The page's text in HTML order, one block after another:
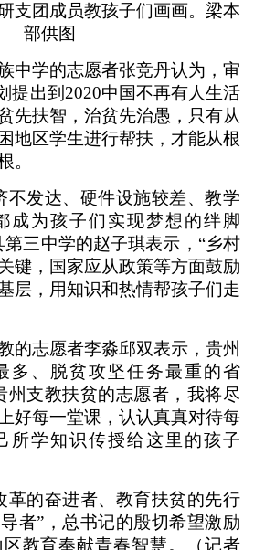
团成员教孩子们画画。梁本
部供图
学的志愿者张竞丹认为，审
提出到2020中国不再有人生活
先扶智，治贫先治愚，只有从
地区学生进行帮扶，才能从根
。
发达、硬件设施较差、教学
成为孩子们实现梦想的绊脚
三中学的赵子琪表示，“乡村
键，国家应从政策等方面鼓励
层，用知识和热情帮孩子们走
志愿者李淼邱双表示，贵州
多、脱贫攻坚任务最重的省
州支教扶贫的志愿者，我将尽
好每一堂课，认认真真对待每
所学知识传授给这里的孩子
的奋进者、教育扶贫的先行
者”，总书记的殷切希望激励
教育奉献青春智慧。（记者